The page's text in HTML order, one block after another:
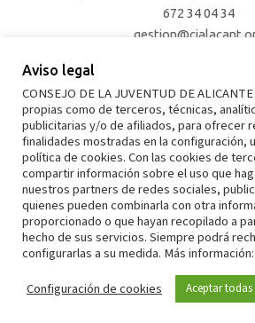
672 34 04 34
Facebook Twitter
Aviso legal
Política de
Política de
Aviso legal
CONSEJO DE LA JUVENTUD DE
propias como de terceros, técnicas,
publicitarias y/o de afiliados, para ofrecer
finalidades mostradas en la configuración,
política de cookies. Con las cookies de
compartir información sobre el uso que
nuestros partners de redes sociales,
quienes pueden combinarla con otra
proporcionado o que hayan recopilado a
hecho de sus servicios. Siempre podrá
configurarlas a su medida. Más información:
Configuración de cookies
Aceptar todas